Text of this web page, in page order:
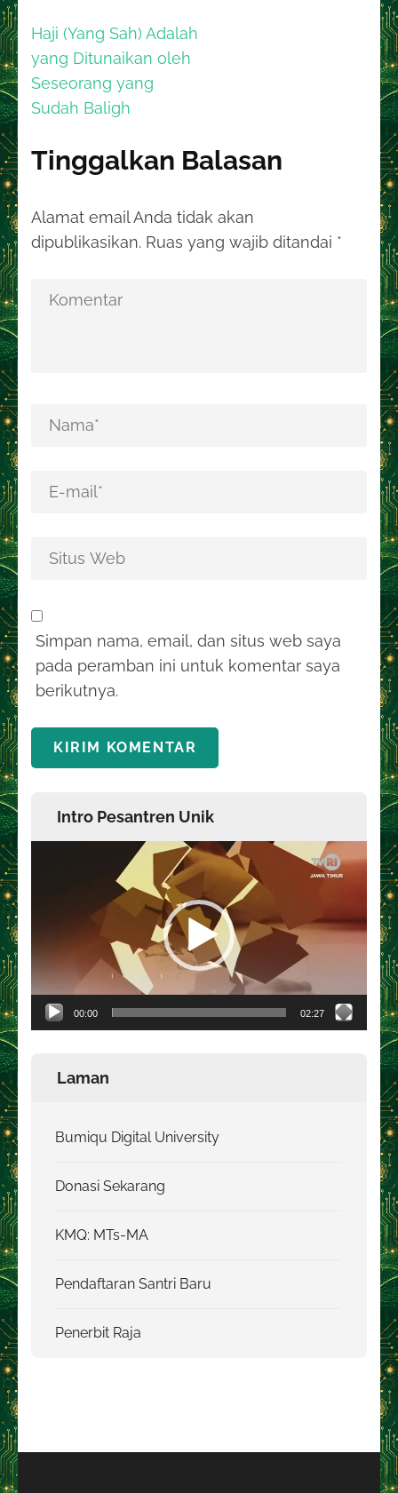
Navigasi
pos
Haji (Yang Sah) Adalah
yang Ditunaikan oleh
Seseorang yang
Sudah Baligh
Tinggalkan Balasan
Alamat email Anda tidak akan
dipublikasikan. Ruas yang wajib ditandai *
Simpan nama, email, dan situs web saya
pada peramban ini untuk komentar saya
berikutnya.
Intro Pesantren Unik
00:00 02:27
Laman
Bumiqu Digital University
Donasi Sekarang
KMQ: MTs-MA
Pendaftaran Santri Baru
Penerbit Raja